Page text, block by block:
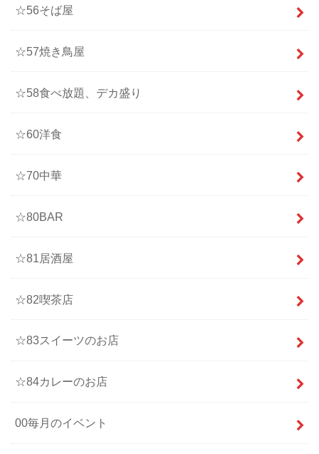
☆56そば屋
☆57焼き鳥屋
☆58食べ放題、デカ盛り
☆60洋食
☆70中華
☆80BAR
☆81居酒屋
☆82喫茶店
☆83スイーツのお店
☆84カレーのお店
00毎月のイベント